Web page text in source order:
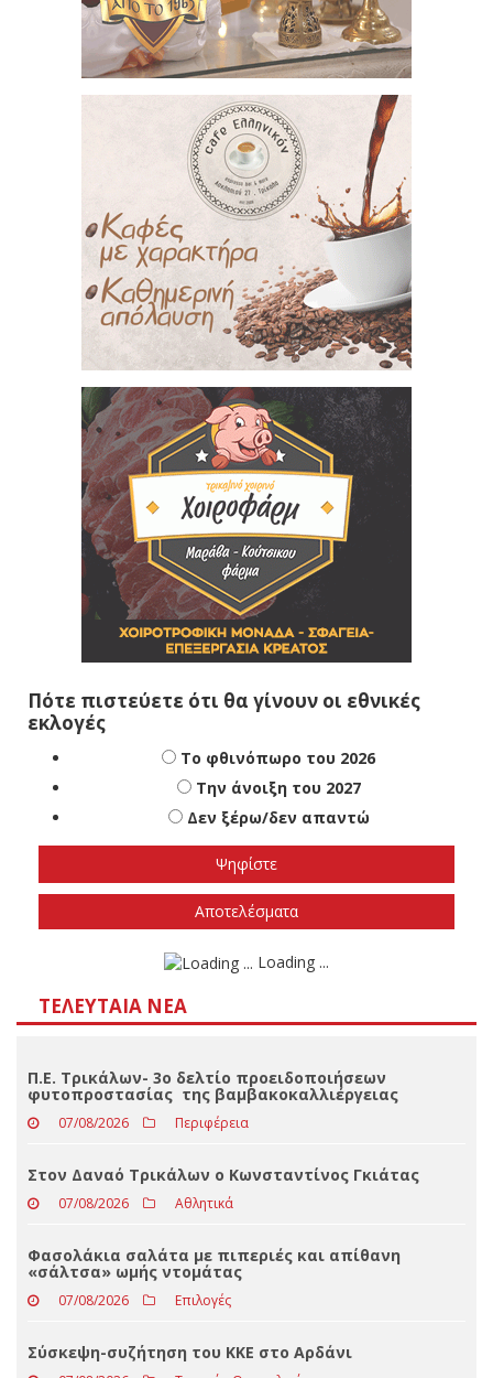
Πότε πιστεύετε ότι θα γίνουν οι εθνικές
εκλογές
Το φθινόπωρο του 2026
Την άνοιξη του 2027
Δεν ξέρω/δεν απαντώ
ΤΕΛΕΥΤΑΊΑ ΝΈΑ
Π.Ε. Τρικάλων- 3ο δελτίο προειδοποιήσεων
φυτοπροστασίας της βαμβακοκαλλιέργειας
Στον Δαναό Τρικάλων ο Κωνσταντίνος Γκιάτας
07/08/2026 Αθλητικά
Φασολάκια σαλάτα με πιπεριές και απίθανη
«σάλτσα» ωμής ντομάτας